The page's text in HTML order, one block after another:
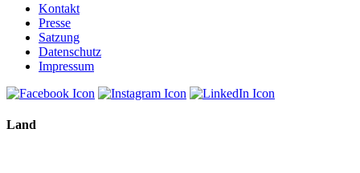
Kontakt
Presse
Satzung
Datenschutz
Impressum
Land